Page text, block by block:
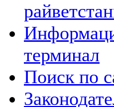
терминал
Поиск по